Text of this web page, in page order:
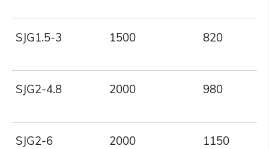
SJG1.5-3 1500 820
SJG2-4.8 2000 980
SJG2-6 2000 1150